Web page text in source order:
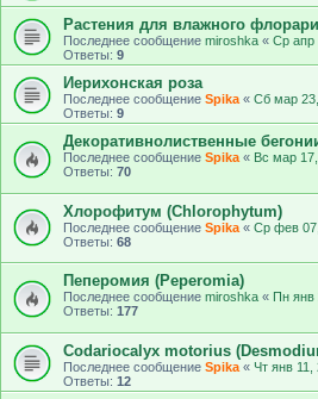
Растения для влажного
Последнее сообщение miroshka « Ср апр
Ответы: 9
Иерихонская роза
Последнее сообщение Spika « Сб мар
Ответы: 9
Декоративнолиственные
Последнее сообщение Spika « Вс мар
Ответы: 70
Хлорофитум (Chlorophytum)
Последнее сообщение Spika « Ср фев
Ответы: 68
Пеперомия (Peperomia)
Последнее сообщение miroshka « Пн янв
Ответы: 177
Codariocalyx motorius
Последнее сообщение Spika « Чт янв 11,
Ответы: 12